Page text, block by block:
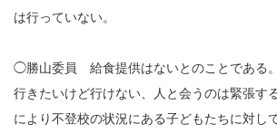
は行っていない。
◯勝山委員 給食提供はないとのことである
行きたいけど行けない、人と会うのは緊張す
により不登校の状況にある子どもたちに対し